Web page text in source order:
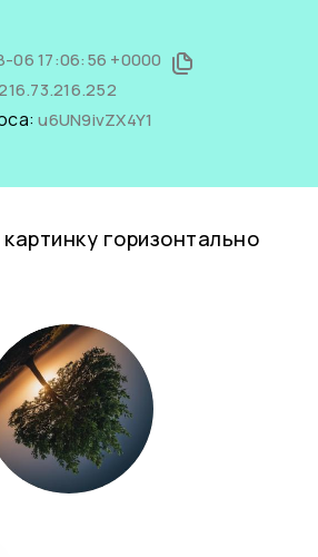
06 17:06:56 +0000
u6UN9ivZX4Y1
горизонтально